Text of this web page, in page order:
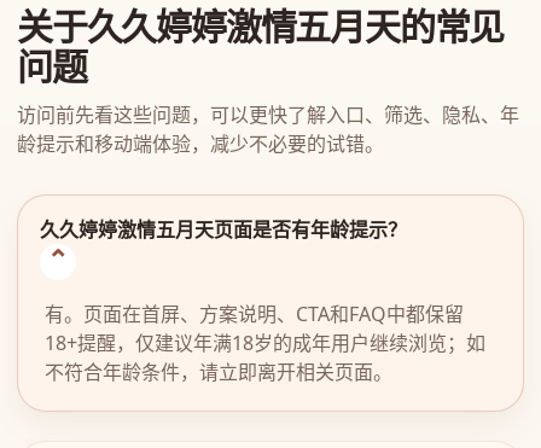
关于久久婷婷激情五月天的常见
问题
访问前先看这些问题，可以更快了解入口、筛选、隐私、年
龄提示和移动端体验，减少不必要的试错。
久久婷婷激情五月天页面是否有年龄提示？
有。页面在首屏、方案说明、CTA和FAQ中都保留
18+提醒，仅建议年满18岁的成年用户继续浏览；如
不符合年龄条件，请立即离开相关页面。